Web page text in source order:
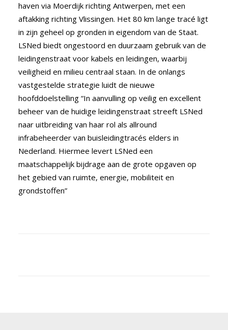
haven via Moerdijk richting Antwerpen, met een
aftakking richting Vlissingen. Het 80 km lange tracé ligt
in zijn geheel op gronden in eigendom van de Staat.
LSNed biedt ongestoord en duurzaam gebruik van de
leidingenstraat voor kabels en leidingen, waarbij
veiligheid en milieu centraal staan. In de onlangs
vastgestelde strategie luidt de nieuwe
hoofddoelstelling “In aanvulling op veilig en excellent
beheer van de huidige leidingenstraat streeft LSNed
naar uitbreiding van haar rol als allround
infrabeheerder van buisleidingtracés elders in
Nederland. Hiermee levert LSNed een
maatschappelijk bijdrage aan de grote opgaven op
het gebied van ruimte, energie, mobiliteit en
grondstoffen”